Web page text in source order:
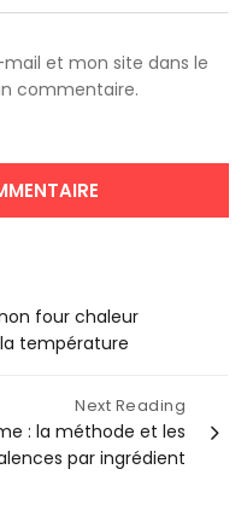
et mon site dans le
commentaire.
four chaleur
température
Next Reading
: la méthode et les
par ingrédient